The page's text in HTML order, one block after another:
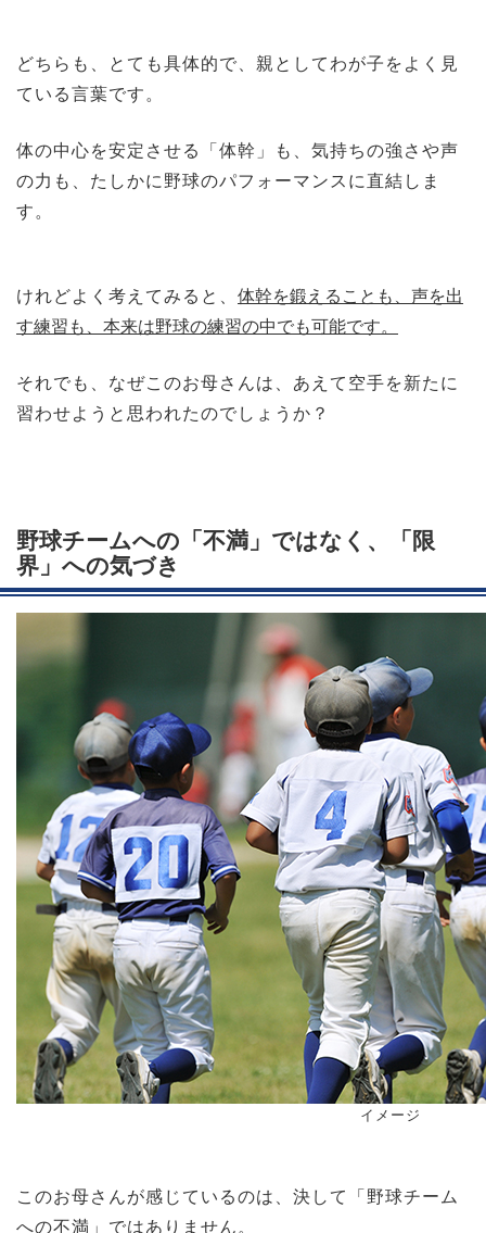
どちらも、とても具体的で、親としてわが子をよく見
ている言葉です。
体の中心を安定させる「体幹」も、気持ちの強さや声
の力も、たしかに野球のパフォーマンスに直結しま
す。
けれどよく考えてみると、 体幹を鍛えることも、声を出
す練習も、本来は野球の練習の中でも可能です。
それでも、なぜこのお母さんは、あえて空手を新たに
習わせようと思われたのでしょうか？
野球チームへの「不満」ではなく、「限
界」への気づき
イメージ
このお母さんが感じているのは、決して「野球チーム
への不満」ではありません。